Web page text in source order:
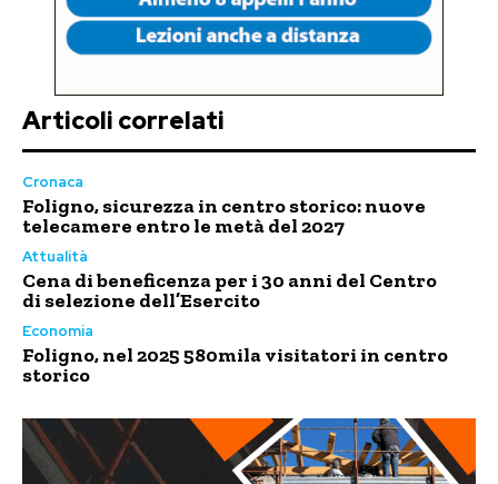
Articoli correlati
Cronaca
Foligno, sicurezza in centro storico: nuove
telecamere entro le metà del 2027
Attualità
Cena di beneficenza per i 30 anni del Centro
di selezione dell’Esercito
Economia
Foligno, nel 2025 580mila visitatori in centro
storico